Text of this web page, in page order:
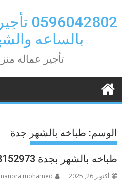
to
content
بالساعه
تأجير عماله
الوسم: طباخه بالشهر جدة
طباخه بالشهر بجدة 0548152973
أكتوبر 26, 2025 mohamed